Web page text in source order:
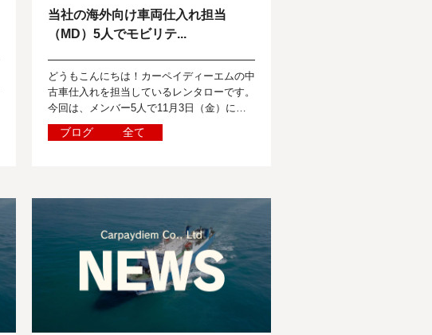
当社の海外向け車両仕入れ担当
（MD）5人でモビリテ...
どうもこんにちは！カーペイディーエムの中
古車仕入れを担当しているレンタローです。
今回は、メンバー5人で11月3日（金）にジ
ャパンモビリティーショーに行ってきたの
で、その中でもボクが胸アツな車を勝手に
ブログ 全て